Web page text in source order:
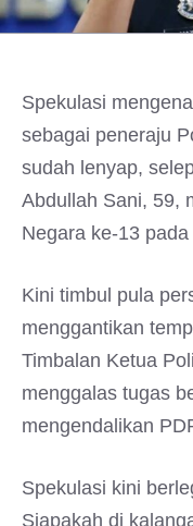
Spekulasi
sebagai peneraju
sudah lenyap,
Abdullah Sani, 59,
Negara ke-13
Kini timbul pula
menggantikan
Timbalan Ketua
menggalas tugas
mengendalikan
Spekulasi kini
Siapakah di